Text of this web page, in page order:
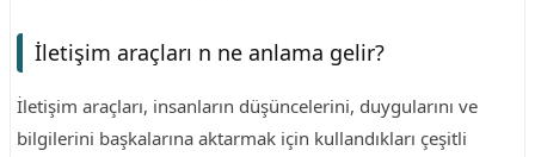
İletişim araçları n ne anlama gelir?
İletişim araçları, insanların düşüncelerini, duygularını ve
bilgilerini başkalarına aktarmak için kullandıkları çeşitli